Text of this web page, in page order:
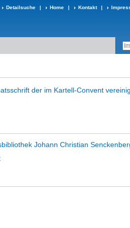
Detailsuche | Home | Kontakt |
der im Kartell-Convent
Johann Christian